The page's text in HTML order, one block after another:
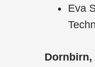
Eva
Dornbirn,